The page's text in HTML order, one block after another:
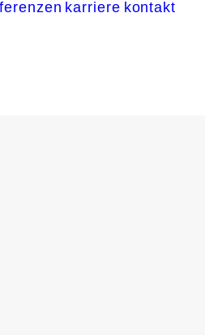
karriere kontakt